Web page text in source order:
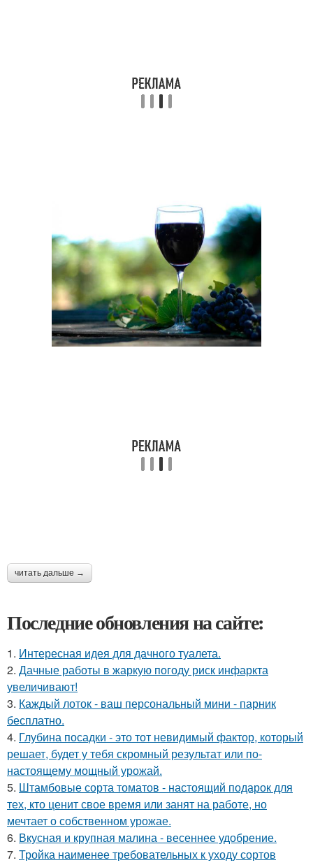
читать дальше →
Последние обновления на сайте:
1. Интересная идея для дачного туалета.
2. Дачные работы в жаркую погоду риск инфаркта
увеличивают!
3. Каждый лоток - ваш персональный мини - парник
бесплатно.
4. Глубина посадки - это тот невидимый фактор, который
решает, будет у тебя скромный результат или по-
настоящему мощный урожай.
5. Штамбовые сорта томатов - настоящий подарок для
тех, кто ценит свое время или занят на работе, но
мечтает о собственном урожае.
6. Вкусная и крупная малина - весеннее удобрение.
7. Тройка наименее требовательных к уходу сортов